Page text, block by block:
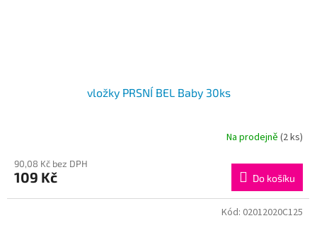
vložky PRSNÍ BEL Baby 30ks
Na prodejně (2 ks)
90,08 Kč bez DPH
109 Kč Do košíku
Kód: 02012020C125